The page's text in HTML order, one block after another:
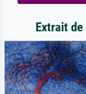
Extrait